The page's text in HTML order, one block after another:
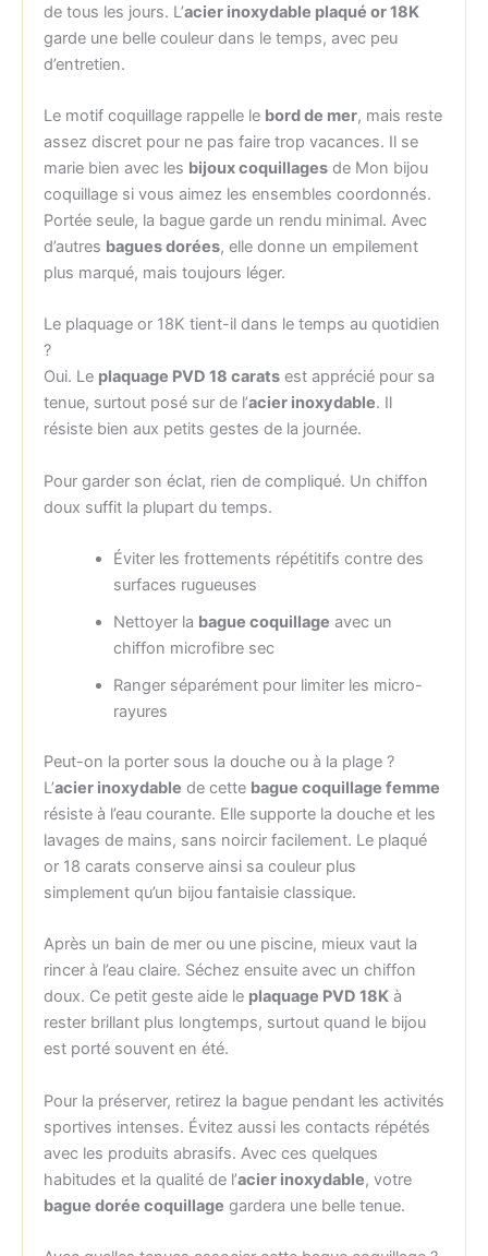
de tous les jours. L’acier inoxydable plaqué or 18K
garde une belle couleur dans le temps, avec peu
d’entretien.
Le motif coquillage rappelle le bord de mer, mais reste
assez discret pour ne pas faire trop vacances. Il se
marie bien avec les bijoux coquillagesde Mon bijou
coquillage si vous aimez les ensembles coordonnés.
Portée seule, la bague garde un rendu minimal. Avec
d’autres bagues dorées, elle donne un empilement
plus marqué, mais toujours léger.
Le plaquage or 18K tient-il dans le temps au quotidien
?
Oui. Le plaquage PVD 18 caratsest apprécié pour sa
tenue, surtout posé sur de l’acier inoxydable. Il
résiste bien aux petits gestes de la journée.
Pour garder son éclat, rien de compliqué. Un chiffon
doux suffit la plupart du temps.
Éviter les frottements répétitifs contre des
surfaces rugueuses
Nettoyer la bague coquillage avec un
chiffon microfibre sec
Ranger séparément pour limiter les micro-
rayures
Peut-on la porter sous la douche ou à la plage ?
L’acier inoxydable de cette bague coquillage femme
résiste à l’eau courante. Elle supporte la douche et les
lavages de mains, sans noircir facilement. Le plaqué
or 18 carats conserve ainsi sa couleur plus
simplement qu’un bijou fantaisie classique.
Après un bain de mer ou une piscine, mieux vaut la
rincer à l’eau claire. Séchez ensuite avec un chiffon
doux. Ce petit geste aide le plaquage PVD 18Kà
rester brillant plus longtemps, surtout quand le bijou
est porté souvent en été.
Pour la préserver, retirez la bague pendant les activités
sportives intenses. Évitez aussi les contacts répétés
avec les produits abrasifs. Avec ces quelques
habitudes et la qualité de l’acier inoxydable, votre
bague dorée coquillage gardera une belle tenue.